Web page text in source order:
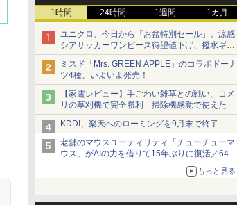
1時間 24時間 1週間 1カ月
ユニクロ、今日から「お盆特別セール」。涼感
シアサッカーワンピース待望値下げ、撥水ギア
ショーツは1990円に
ミスド「Mrs. GREEN APPLE」のコラボドーナ
ツ4種、いよいよ発売！
【家電レビュー】手ごわい雑草との戦い、コメ
リの草刈機で完全勝利 掃除機感覚で使えた
KDDI、楽天へのローミングを9月末で終了
老舗のマウスユーティリティ「チューチューマ
ウス」がAIの力を借りて15年ぶりに復活／64bit
化、Windows 10/11、「Chrome」も走り回
る。復活記念で2026年末まで500円
もっと見る